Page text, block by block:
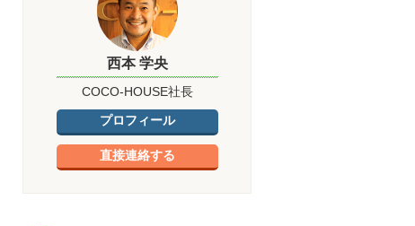
西本 学央
COCO-HOUSE社長
プロフィール
直接連絡する